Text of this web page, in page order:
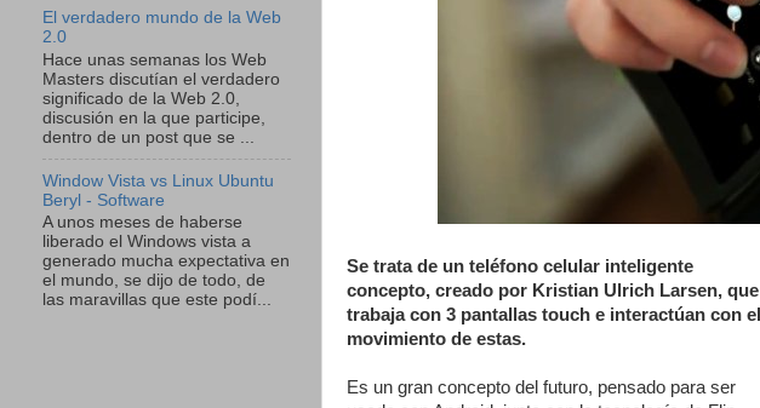
Se trata de un teléfono celular inteligente
concepto, creado por Kristian Ulrich Larsen, que
trabaja con 3 pantallas touch e interactúan con el
movimiento de estas.
Es un gran concepto del futuro, pensado para ser
El verdadero mundo de la Web
2.0
Hace unas semanas los Web
Masters discutían el verdadero
significado de la Web 2.0,
discusión en la que participe,
dentro de un post que se ...
Window Vista vs Linux Ubuntu
Beryl - Software
A unos meses de haberse
liberado el Windows vista a
generado mucha expectativa en
el mundo, se dijo de todo, de
las maravillas que este podí...